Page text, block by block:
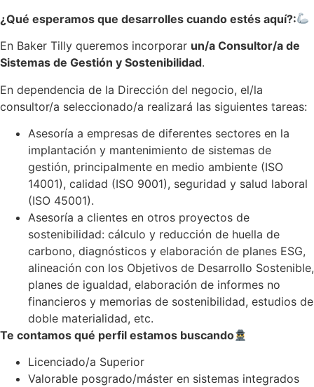
¿Qué esperamos que desarrolles cuando estés aquí?:
En Baker Tilly queremos incorporar un/a Consultor/a de
Sistemas de Gestión y Sostenibilidad.
En dependencia de la Dirección del negocio, el/la
consultor/a seleccionado/a realizará las siguientes tareas:
Asesoría a empresas de diferentes sectores en la
implantación y mantenimiento de sistemas de
gestión, principalmente en medio ambiente (ISO
14001), calidad (ISO 9001), seguridad y salud laboral
(ISO 45001).
Asesoría a clientes en otros proyectos de
sostenibilidad: cálculo y reducción de huella de
carbono, diagnósticos y elaboración de planes ESG,
alineación con los Objetivos de Desarrollo Sostenible,
planes de igualdad, elaboración de informes no
financieros y memorias de sostenibilidad, estudios de
doble materialidad, etc.
Te contamos qué perfil estamos buscando
Licenciado/a Superior
Valorable posgrado/máster en sistemas integrados